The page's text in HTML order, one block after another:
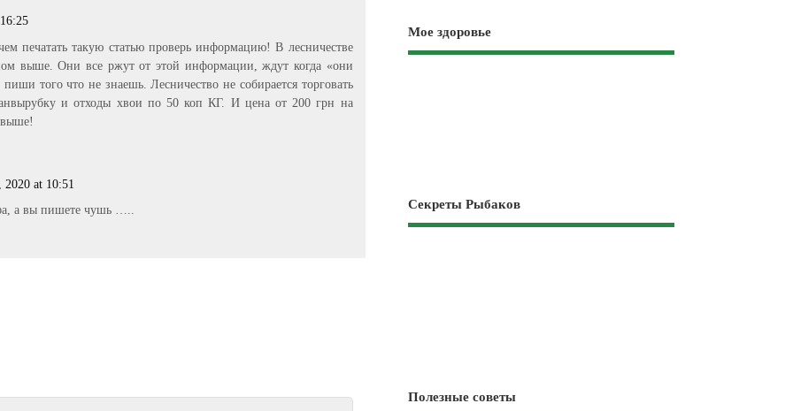
печатать такую статью проверь информацию! В лесничестве
выше. Они все ржут от этой информации, ждут когда «они
пиши того что не знаешь. Лесничество не собирается торговать
и отходы хвои по 50 коп КГ. И цена от 200 грн на
выше!
2020 at 10:51
а вы пишете чушь …..
Мое здоровье
Секреты Рыбаков
Полезные советы